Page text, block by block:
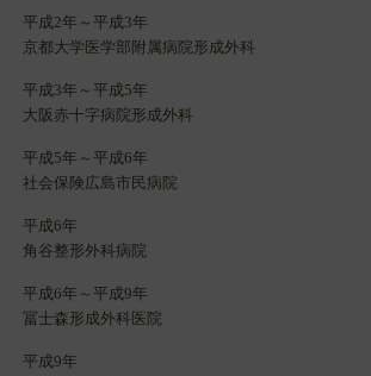
平成2年～平成3年
京都大学医学部附属病院形成外科
平成3年～平成5年
大阪赤十字病院形成外科
平成5年～平成6年
社会保険広島市民病院
平成6年
角谷整形外科病院
平成6年～平成9年
冨士森形成外科医院
平成9年